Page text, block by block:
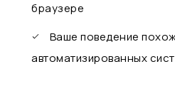
браузере
Ваше поведение
автоматизированных